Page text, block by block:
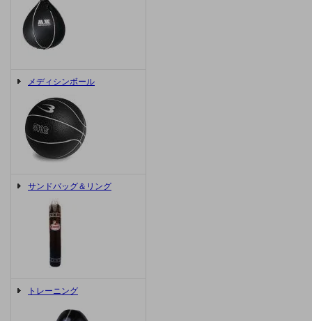
メディシンボール
サンドバッグ＆リング
トレーニング